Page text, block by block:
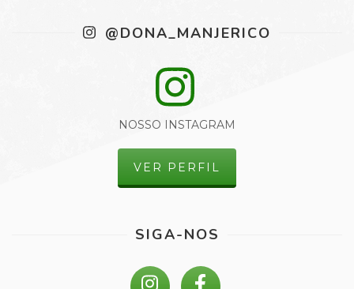
@DONA_MANJERICO
NOSSO INSTAGRAM
VER PERFIL
SIGA-NOS